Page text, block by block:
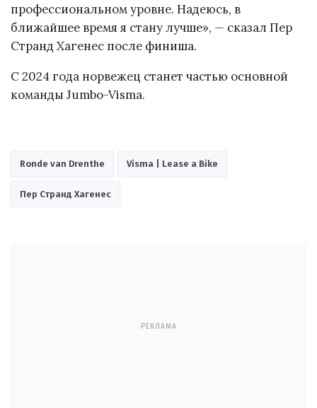
профессиональном уровне. Надеюсь, в
ближайшее время я стану лучше», — сказал Пер
Странд Хагенес после финиша.
С 2024 года норвежец станет частью основной
команды Jumbo-Visma.
Ronde van Drenthe Visma | Lease a Bike
Пер Странд Хагенес
РЕКЛАМА